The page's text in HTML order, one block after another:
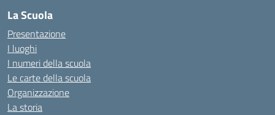
La Scuola
Presentazione
I luoghi
I numeri della scuola
Le carte della scuola
Organizzazione
La storia